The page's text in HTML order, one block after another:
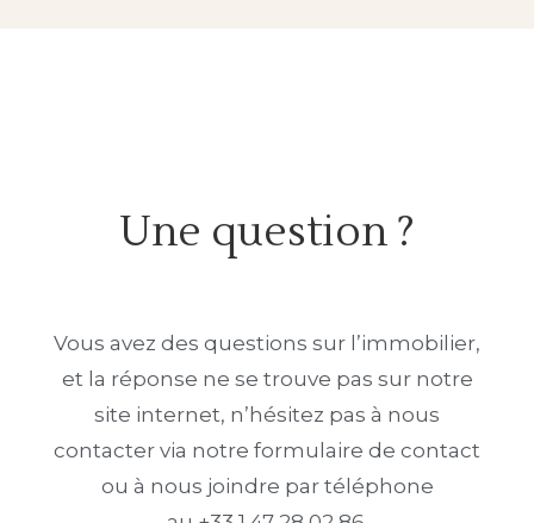
Une question ?
Vous avez des questions sur l’immobilier,
et la réponse ne se trouve pas sur notre
site internet, n’hésitez pas à nous
contacter via notre formulaire de contact
ou à nous joindre par téléphone